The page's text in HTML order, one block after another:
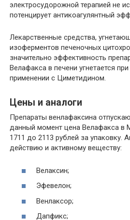
электросудорожной терапией не
потенцирует антикоагулянтный
Лекарственные средства,
изоферментов печеночных
значительно эффективность
Велафакса в печени угнетается
применении с Циметидином.
Цены и аналоги
Препараты венлафаксина
данный момент цена Велафакса в
1711 до 2113 рублей за упаковку.
действию и активному веществу:
Велаксин;
Эфевелон;
Венлаксор;
Дапфикс;